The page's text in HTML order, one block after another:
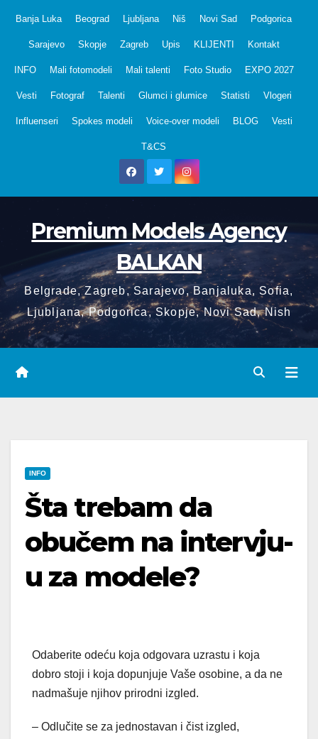
Banja Luka Beograd Ljubljana Niš Novi Sad Podgorica
Sarajevo Skopje Zagreb Upis KLIJENTI Kontakt
INFO Mali fotomodeli Mali talenti Foto Studio EXPO 2027
Vesti Fotograf Talenti Glumci i glumice Statisti Vlogeri
Influenseri Spokes modeli Voice-over modeli BLOG Vesti
T&CS
Premium Models Agency
BALKAN
Belgrade, Zagreb, Sarajevo, Banjaluka, Sofia,
Ljubljana, Podgorica, Skopje, Novi Sad, Nish
INFO
Šta trebam da
obučem na intervju-
u za modele?
Odaberite odeću koja odgovara uzrastu i koja
dobro stoji i koja dopunjuje Vaše osobine, a da ne
nadmašuje njihov prirodni izgled.
– Odlučite se za jednostavan i čist izgled,